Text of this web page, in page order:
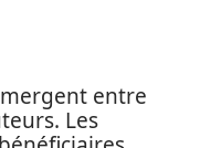
entre
Les